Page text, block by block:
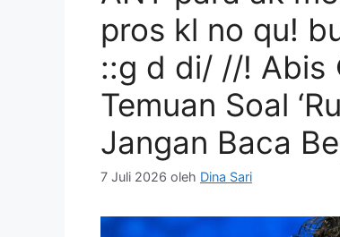
pros kl no qu!
::g d di/ //! Abis
Temuan Soal
Jangan Baca
7 Juli 2026 oleh Dina Sari